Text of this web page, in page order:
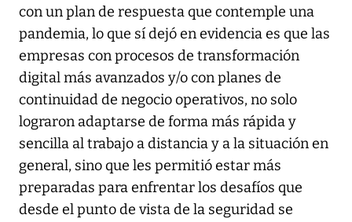
con un plan de respuesta que contemple una
pandemia, lo que sí dejó en evidencia es que las
empresas con procesos de transformación
digital más avanzados y/o con planes de
continuidad de negocio operativos, no solo
lograron adaptarse de forma más rápida y
sencilla al trabajo a distancia y a la situación en
general, sino que les permitió estar más
preparadas para enfrentar los desafíos que
desde el punto de vista de la seguridad se